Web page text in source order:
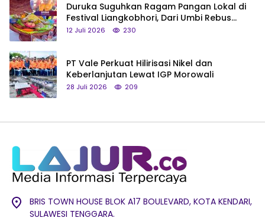
Duruka Suguhkan Ragam Pangan Lokal di
Festival Liangkobhori, Dari Umbi Rebus
hingga Tumpeng Beras Muna
12 Juli 2026 230
PT Vale Perkuat Hilirisasi Nikel dan
Keberlanjutan Lewat IGP Morowali
28 Juli 2026 209
BRIS TOWN HOUSE BLOK A17 BOULEVARD, KOTA KENDARI,
SULAWESI TENGGARA.